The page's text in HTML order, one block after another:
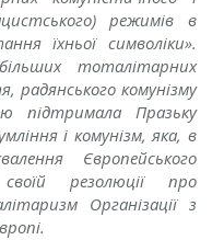
режимів в
їхньої символіки».
тоталітарних
радянського комунізму
підтримала Празьку
і комунізм, яка, в
Європейського
резолюції про
Організації з